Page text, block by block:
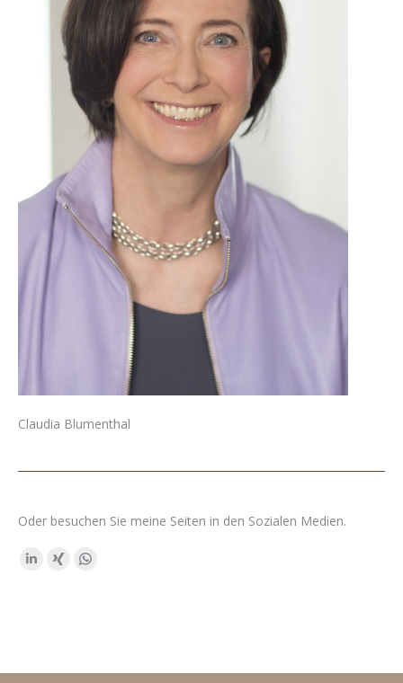
Claudia Blumenthal
Oder besuchen Sie meine Seiten in den Sozialen Medien.
Finden Sie uns auf:
Linkedin
XINGWhatsapp